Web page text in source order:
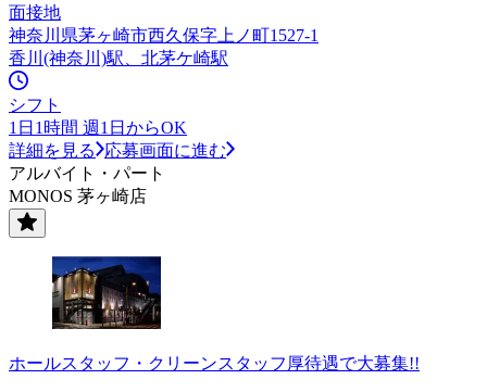
面接地
神奈川県茅ヶ崎市西久保字上ノ町1527-1
香川(神奈川)駅、北茅ケ崎駅
シフト
1日1時間 週1日からOK
詳細を見る
応募画面に進む
アルバイト・パート
MONOS 茅ヶ崎店
ホールスタッフ・クリーンスタッフ厚待遇で大募集!!